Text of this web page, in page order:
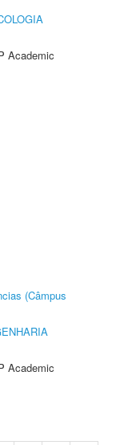
Academic
(Câmpus
Academic